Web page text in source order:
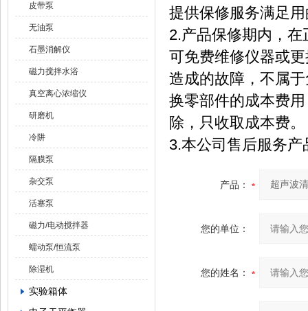
皮带泵
无油泵
石墨消解仪
磁力搅拌水浴
真空离心浓缩仪
研磨机
冷阱
隔膜泵
杂交泵
活塞泵
磁力/电动搅拌器
蠕动泵/恒流泵
除湿机
实验箱体
提供保修服务满足
2.产品保修期内，
可免费维修仪器或
造成的故障，不属
换零部件的成本费
除，只收取成本费。
3.本公司售后服务
产品：
您的单位：
您的姓名：